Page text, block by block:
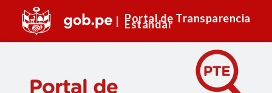
Portal de Transparencia
Estándar